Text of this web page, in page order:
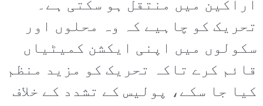
اراکین میں منتقل ہو سکتی ہے۔
تحریک کو چاہیے کہ وہ محلوں اور
سکولوں میں اپنی ایکشن کمیٹیاں
قائم کرے تاکہ تحریک کو مزید منظم
کیا جا سکے، پولیس کے تشدد کے خلاف